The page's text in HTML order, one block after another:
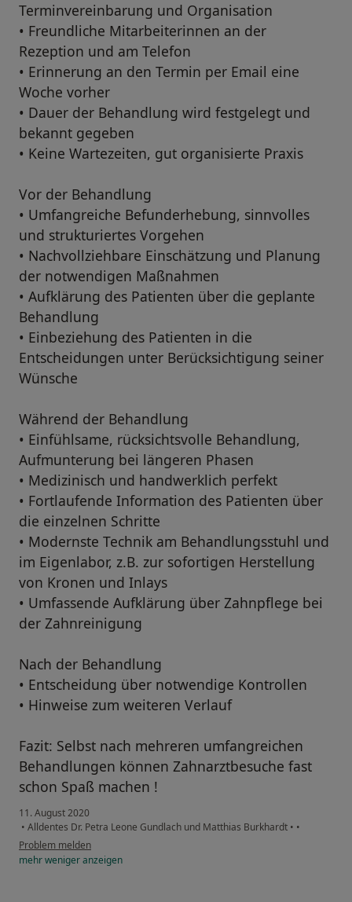
Terminvereinbarung und Organisation
• Freundliche Mitarbeiterinnen an der
Rezeption und am Telefon
• Erinnerung an den Termin per Email eine
Woche vorher
• Dauer der Behandlung wird festgelegt und
bekannt gegeben
• Keine Wartezeiten, gut organisierte Praxis
Vor der Behandlung
• Umfangreiche Befunderhebung, sinnvolles
und strukturiertes Vorgehen
• Nachvollziehbare Einschätzung und Planung
der notwendigen Maßnahmen
• Aufklärung des Patienten über die geplante
Behandlung
• Einbeziehung des Patienten in die
Entscheidungen unter Berücksichtigung seiner
Wünsche
Während der Behandlung
• Einfühlsame, rücksichtsvolle Behandlung,
Aufmunterung bei längeren Phasen
• Medizinisch und handwerklich perfekt
• Fortlaufende Information des Patienten über
die einzelnen Schritte
• Modernste Technik am Behandlungsstuhl und
im Eigenlabor, z.B. zur sofortigen Herstellung
von Kronen und Inlays
• Umfassende Aufklärung über Zahnpflege bei
der Zahnreinigung
Nach der Behandlung
• Entscheidung über notwendige Kontrollen
• Hinweise zum weiteren Verlauf
Fazit: Selbst nach mehreren umfangreichen
Behandlungen können Zahnarztbesuche fast
schon Spaß machen !
11. August 2020
• Alldentes Dr. Petra Leone Gundlach und Matthias Burkhardt • •
Problem melden
mehrwenigeranzeigen